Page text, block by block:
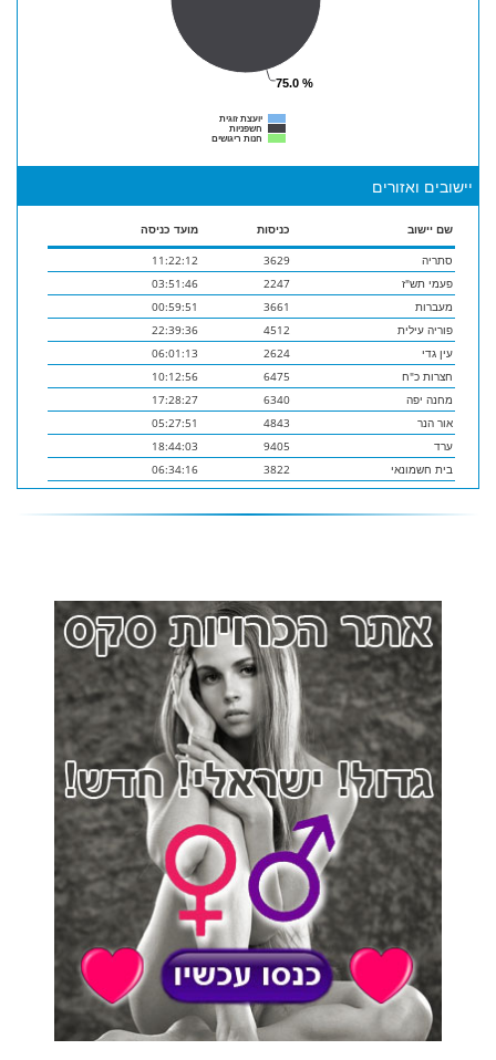
75.0 %
יועצת זוגית
חשפניות
חנות ריגושים
יישובים ואזורים
שם יישוב‏ כניסות‏
מועד כניסה‏
סתריה
3629
11:22:12
פעמי תש"ז
2247
03:51:46
מעברות
3661
00:59:51
פוריה עילית
4512
22:39:36
עין גדי
2624
06:01:13
חצרות כ"ח
6475
10:12:56
מחנה יפה
6340
17:28:27
אור הנר
4843
05:27:51
ערד
9405
18:44:03
בית חשמונאי
3822
06:34:16